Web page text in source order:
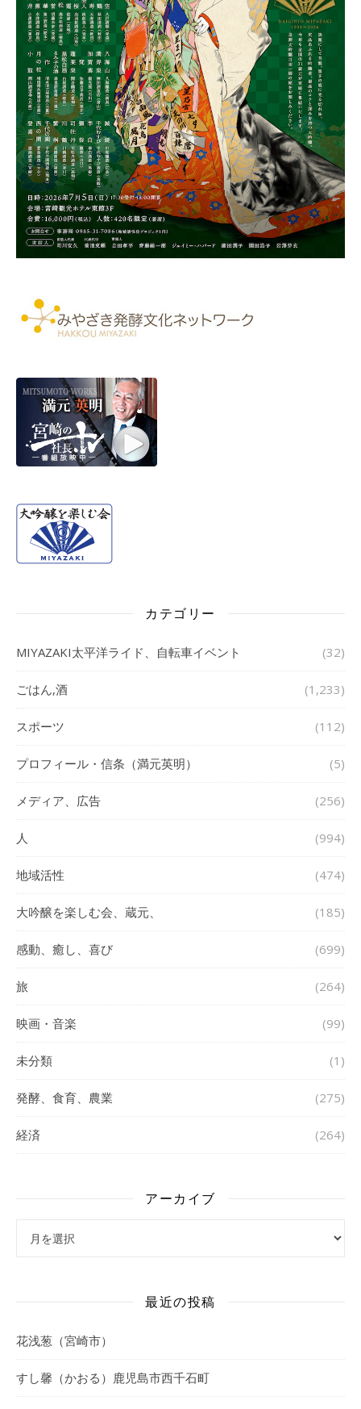
カテゴリー
MIYAZAKI太平洋ライド、自転車イベント (32)
ごはん,酒 (1,233)
スポーツ (112)
プロフィール・信条（満元英明） (5)
メディア、広告 (256)
人 (994)
地域活性 (474)
大吟醸を楽しむ会、蔵元、 (185)
感動、癒し、喜び (699)
旅 (264)
映画・音楽 (99)
未分類 (1)
発酵、食育、農業 (275)
経済 (264)
アーカイブ
最近の投稿
花浅葱（宮崎市）
すし馨（かおる）鹿児島市西千石町